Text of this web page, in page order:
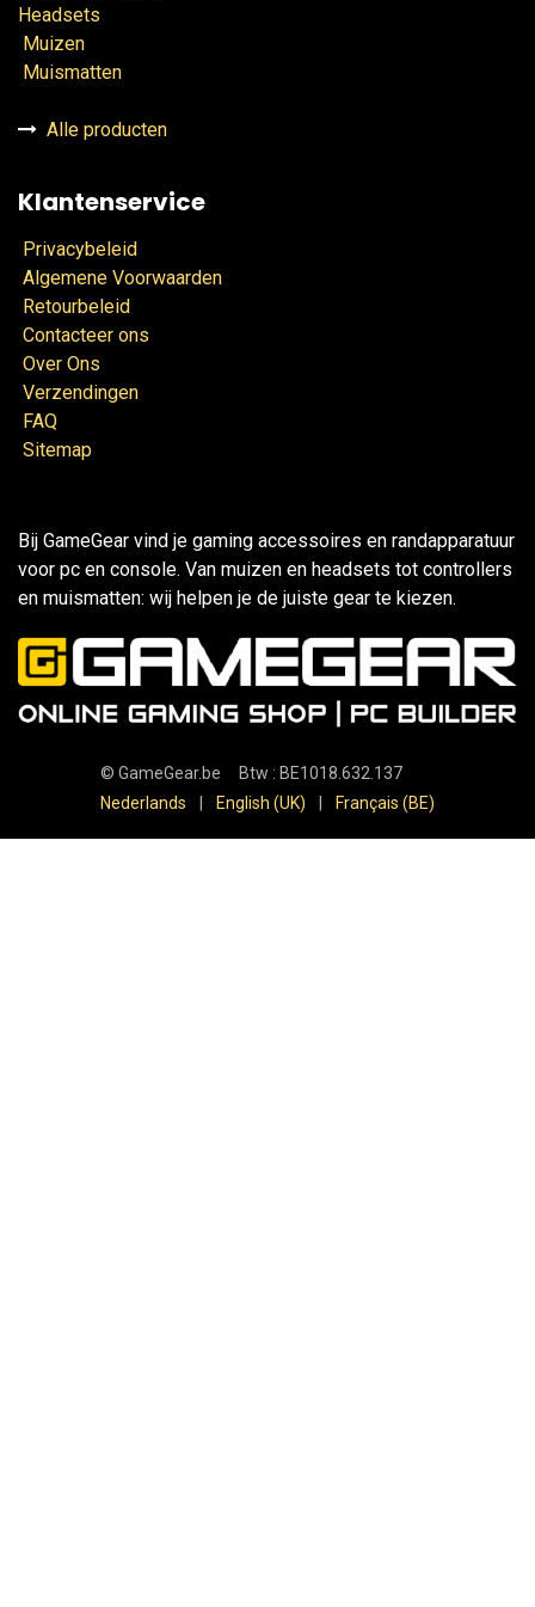
Headsets
Muizen
Muismatten
Alle producten
Klantenservice
Privacybeleid
Algemene Voorwaarden
Retourbeleid
Contacteer ons
Over Ons
Verzendingen
FAQ
Sitemap
Bij GameGear vind je gaming accessoires en randapparatuur
voor pc en console. Van muizen en headsets tot controllers
en muismatten: wij helpen je de juiste gear te kiezen.
© GameGear.be Btw : BE1018.632.137
Nederlands
English (UK) Français (BE)